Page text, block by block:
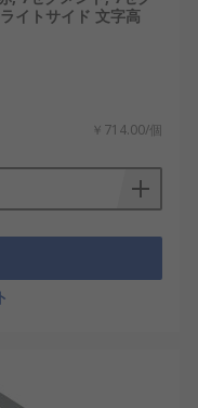
用ではまぶし
制限されるこ
を選定するため
ります。
えるかどうか
用途や視認性の
イトサイド 文字高
￥714.00/個